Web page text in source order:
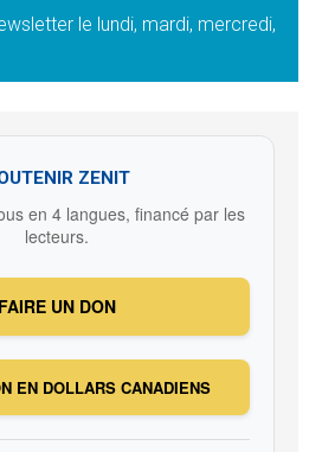
le lundi, mardi, mercredi,
ZENIT
en 4 langues, financé par les
lecteurs.
FAIRE UN DON
EN DOLLARS CANADIENS